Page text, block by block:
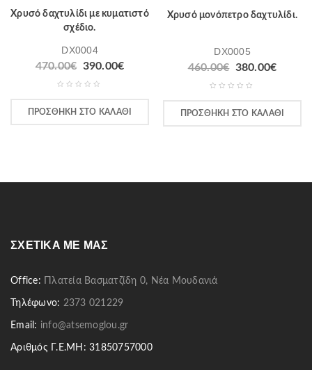
Χρυσό δαχτυλίδι με κυματιστό
σχέδιο.
DX0004
470.00€ 390.00€
ΠΡΟΣΘΉΚΗ ΣΤΟ ΚΑΛΆΘΙ
Χρυσό μονόπετρο δαχτυλίδι.
DX0005
460.00€ 380.00€
ΠΡΟΣΘΉΚΗ ΣΤΟ ΚΑΛΆΘΙ
ΣΧΕΤΙΚΆ ΜΕ ΜΑΣ
Office: Πλατεία Βασματζίδη 0, Νέα Μουδανιά
Τηλέφωνο: 2373 021229
Email: info@atsemoglou.gr
Αριθμός Γ.Ε.ΜΗ: 31850757000